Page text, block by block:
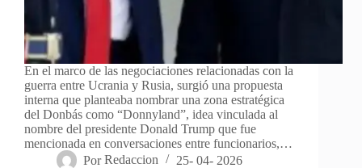
En el marco de las negociaciones relacionadas con la
guerra entre Ucrania y Rusia, surgió una propuesta
interna que planteaba nombrar una zona estratégica
del Donbás como “Donnyland”, idea vinculada al
nombre del presidente Donald Trump que fue
mencionada en conversaciones entre funcionarios,…
Por Redaccion 25- 04- 2026